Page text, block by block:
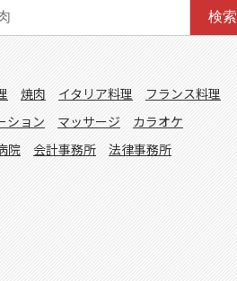
検索
焼肉 イタリア料理
フランス料理
ション マッサージ
カラオケ
院 会計事務所 法律事務所